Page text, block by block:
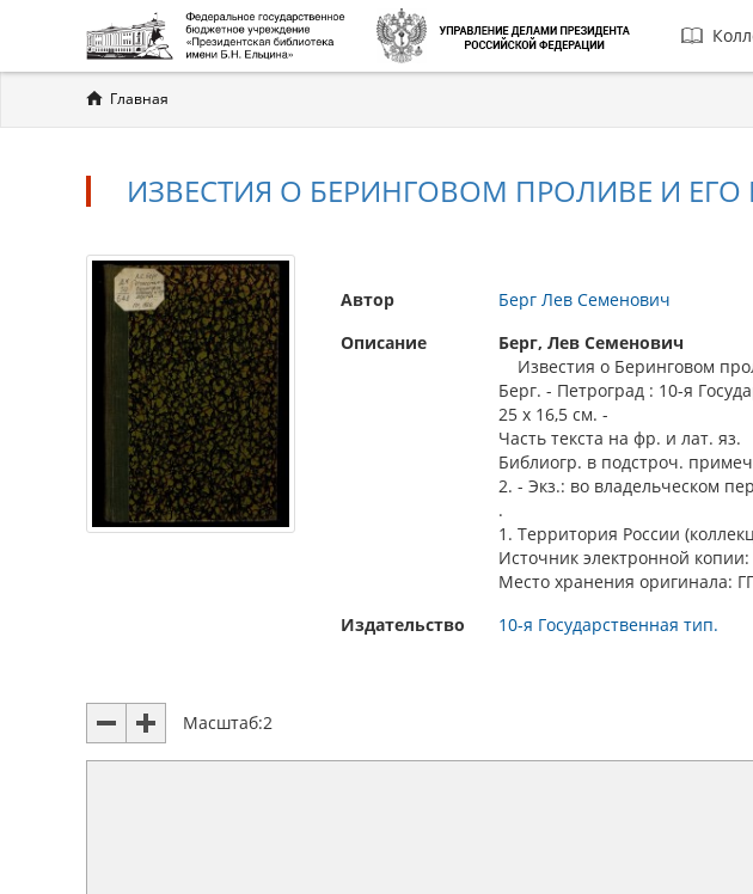
Вы
здесь
Главная
ИЗВЕСТИЯ О БЕРИНГОВОМ ПРОЛИВЕ И ЕГО
Автор
Берг Лев Семенович
Описание
Берг, Лев Семенович
Известия о Беринговом
Берг. - Петроград : 10-я
25 х 16,5 см. -
Часть текста на фр. и лат. яз.
Библиогр. в подстроч.
2. - Экз.: во владельческом
.
1. Территория России
Источник электронной
Место хранения оригинала:
Издательство
10-я Государственная тип.
Масштаб:2